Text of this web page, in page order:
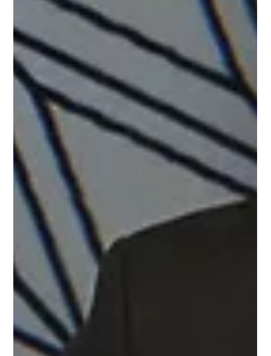
technique utilisée. 1. Diamètre, résistance et profondeur :
trouver l’équilibre Le diamètre du fil influence directement la
performance. Un fil plus épais offre une meilleure ré